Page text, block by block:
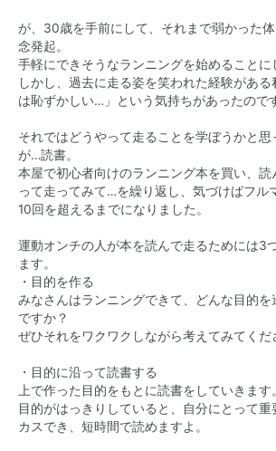
が、30歳を手前にして、それまで弱かった
念発起。
手軽にできそうなランニングを始めることに
しかし、過去に走る姿を笑われた経験があ
は恥ずかしい…」という気持ちがあったので
それではどうやって走ることを学ぼうかと
が…読書。
本屋で初心者向けのランニング本を買い、読
って走ってみて…を繰り返し、気づけばフル
10回を超えるまでになりました。
運動オンチの人が本を読んで走るためには3
ます。
・目的を作る
みなさんはランニングできて、どんな目的
ですか？
ぜひそれをワクワクしながら考えてみてくだ
・目的に沿って読書する
上で作った目的をもとに読書をしていきます。
目的がはっきりしていると、自分にとって
カスでき、短時間で読めますよ。